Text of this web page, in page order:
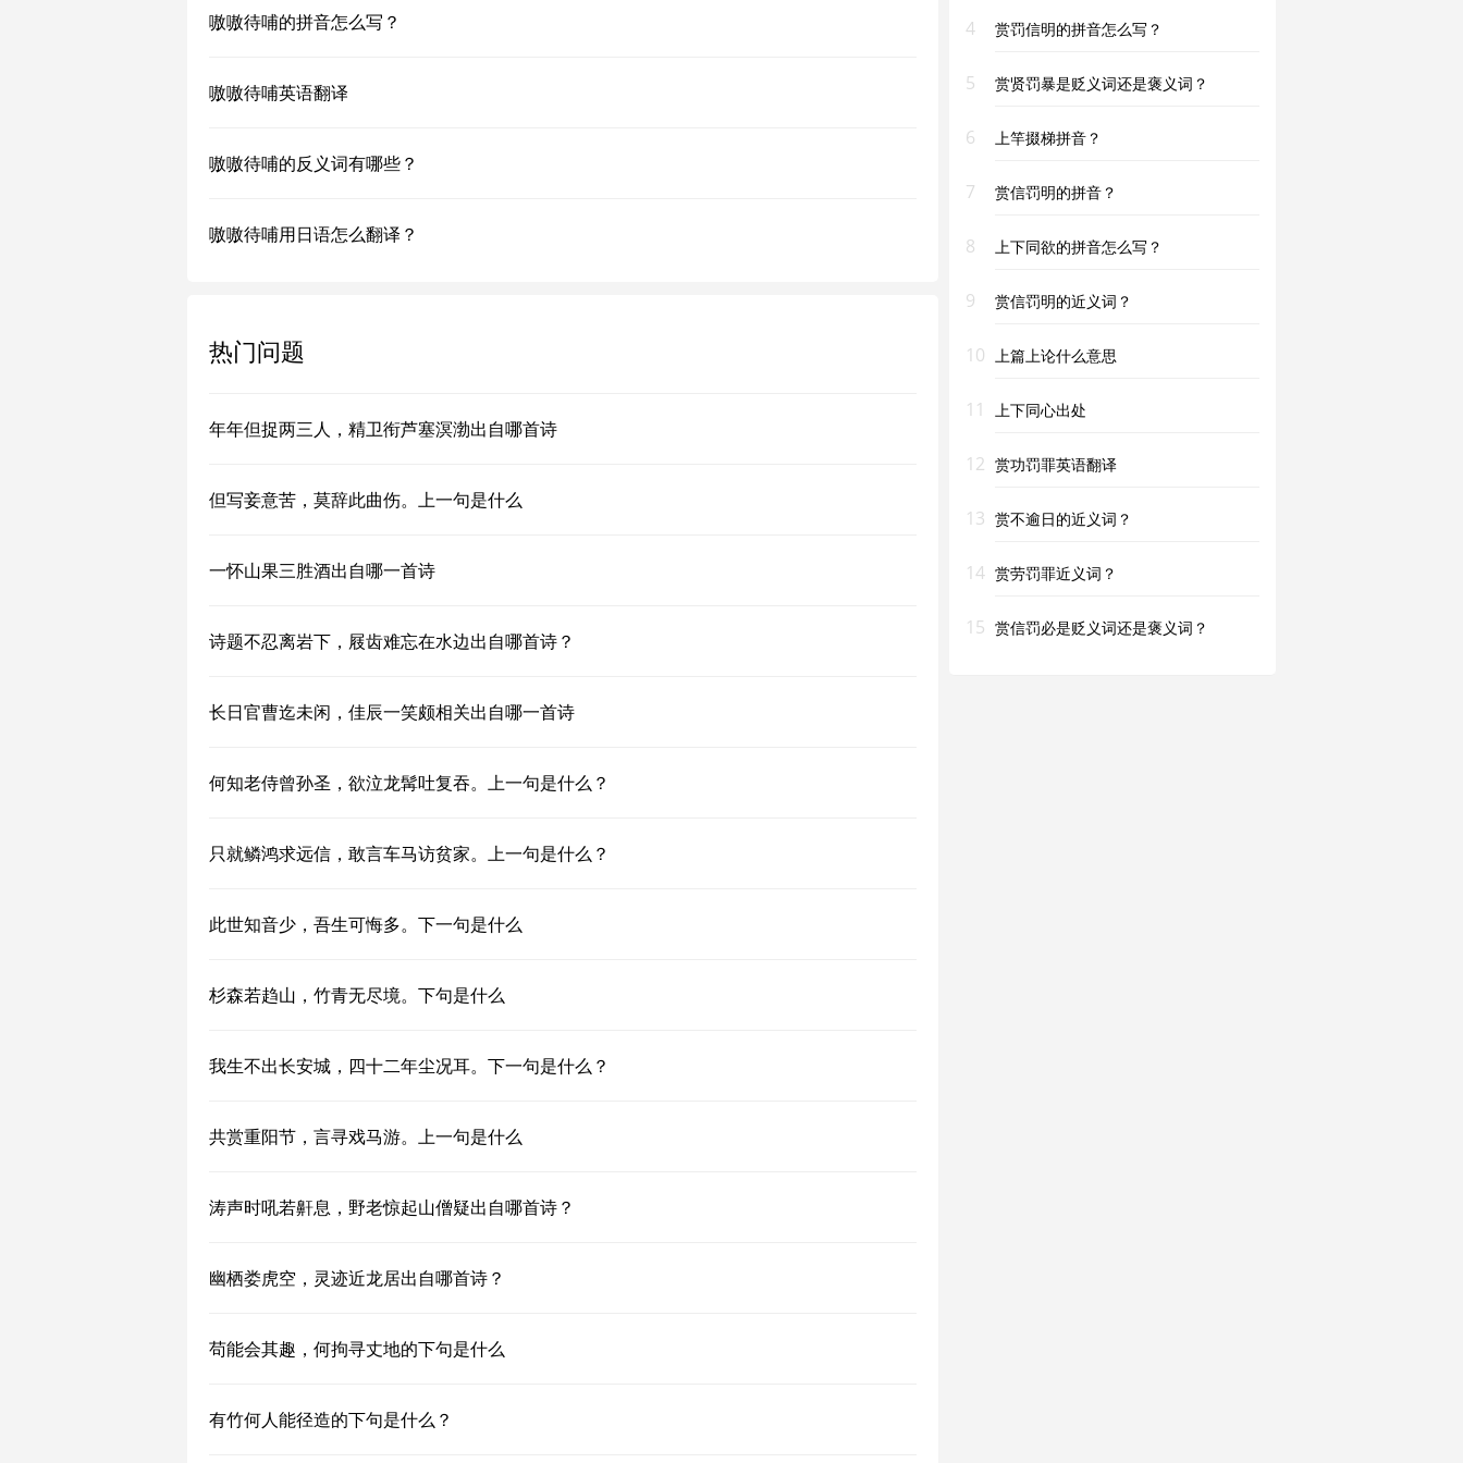
嗷嗷待哺的拼音怎么写？
嗷嗷待哺英语翻译
嗷嗷待哺的反义词有哪些？
嗷嗷待哺用日语怎么翻译？
热门问题
年年但捉两三人，精卫衔芦塞溟渤出自哪首诗
但写妾意苦，莫辞此曲伤。上一句是什么
一怀山果三胜酒出自哪一首诗
诗题不忍离岩下，屐齿难忘在水边出自哪首诗？
长日官曹迄未闲，佳辰一笑颇相关出自哪一首诗
何知老侍曾孙圣，欲泣龙髯吐复吞。上一句是什么？
只就鳞鸿求远信，敢言车马访贫家。上一句是什么？
此世知音少，吾生可悔多。下一句是什么
杉森若趋山，竹青无尽境。下句是什么
我生不出长安城，四十二年尘况耳。下一句是什么？
共赏重阳节，言寻戏马游。上一句是什么
涛声时吼若鼾息，野老惊起山僧疑出自哪首诗？
幽栖娄虎空，灵迹近龙居出自哪首诗？
苟能会其趣，何拘寻丈地的下句是什么
有竹何人能径造的下句是什么？
4 赏罚信明的拼音怎么写？
5 赏贤罚暴是贬义词还是褒义词？
6 上竿掇梯拼音？
7 赏信罚明的拼音？
8 上下同欲的拼音怎么写？
9 赏信罚明的近义词？
10 上篇上论什么意思
11 上下同心出处
12 赏功罚罪英语翻译
13 赏不逾日的近义词？
14 赏劳罚罪近义词？
15 赏信罚必是贬义词还是褒义词？